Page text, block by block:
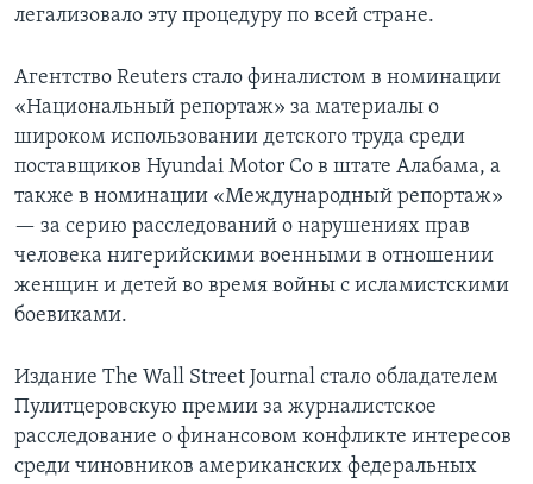
легализовало эту процедуру по всей стране.
Агентство Reuters стало финалистом в номинации
«Национальный репортаж» за материалы о
широком использовании детского труда среди
поставщиков Hyundai Motor Co в штате Алабама, а
также в номинации «Международный репортаж»
— за серию расследований о нарушениях прав
человека нигерийскими военными в отношении
женщин и детей во время войны с исламистскими
боевиками.
Издание The Wall Street Journal стало обладателем
Пулитцеровскую премии за журналистское
расследование о финансовом конфликте интересов
среди чиновников американских федеральных